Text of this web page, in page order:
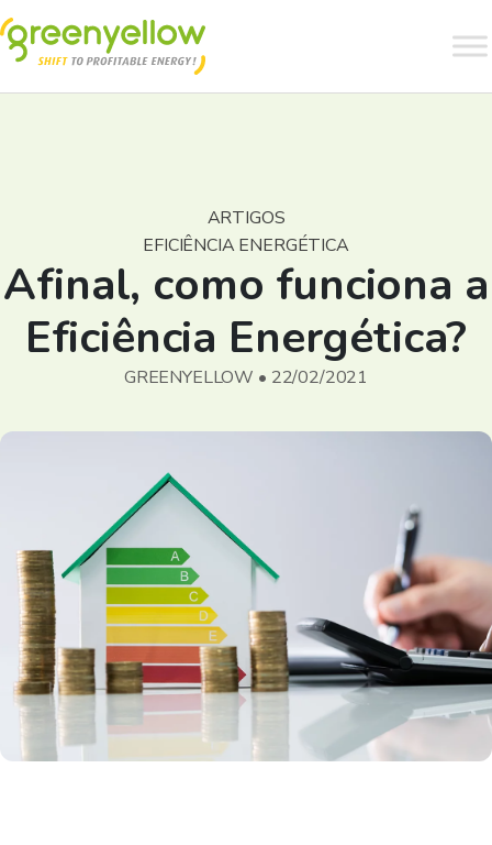
ARTIGOS
EFICIÊNCIA ENERGÉTICA
Afinal, como funciona a
Eficiência Energética?
GREENYELLOW • 22/02/2021